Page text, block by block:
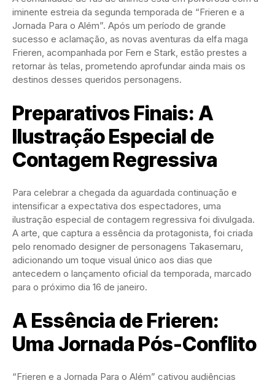
iminente estreia da segunda temporada de “Frieren e a
Jornada Para o Além”. Após um período de grande
sucesso e aclamação, as novas aventuras da elfa maga
Frieren, acompanhada por Fern e Stark, estão prestes a
retornar às telas, prometendo aprofundar ainda mais os
destinos desses queridos personagens.
Preparativos Finais: A
Ilustração Especial de
Contagem Regressiva
Para celebrar a chegada da aguardada continuação e
intensificar a expectativa dos espectadores, uma
ilustração especial de contagem regressiva foi divulgada.
A arte, que captura a essência da protagonista, foi criada
pelo renomado designer de personagens Takasemaru,
adicionando um toque visual único aos dias que
antecedem o lançamento oficial da temporada, marcado
para o próximo dia 16 de janeiro.
A Essência de Frieren:
Uma Jornada Pós-Conflito
“Frieren e a Jornada Para o Além” cativou audiências